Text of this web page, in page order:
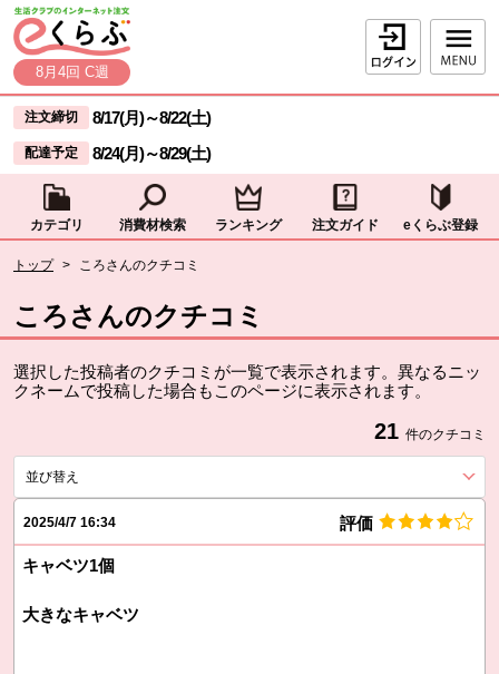
ページの先頭です。
本文へジャンプする。
8月4回 C週
ログイン
ここからサイト内共通メニューです。
サイト内共通メニューをスキップする
注文締切 8/17(月)～8/22(土)
配達予定 8/24(月)～8/29(土)
カテゴリ 消費材検索 ランキング 注文ガイド eくらぶ登録
トップ > ころさんのクチコミ
ころさんのクチコミ
選択した投稿者のクチコミが一覧で表示されます。異なるニッ
クネームで投稿した場合もこのページに表示されます。
21 件のクチコミ
並び替え
2025/4/7 16:34 評価
キャベツ1個
大きなキャベツ